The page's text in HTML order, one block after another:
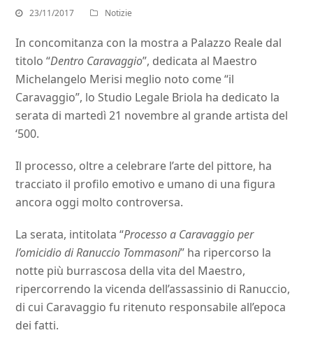
23/11/2017 Notizie
In concomitanza con la mostra a Palazzo Reale dal
titolo “Dentro Caravaggio”, dedicata al Maestro
Michelangelo Merisi meglio noto come “il
Caravaggio”, lo Studio Legale Briola ha dedicato la
serata di martedì 21 novembre al grande artista del
‘500.
Il processo, oltre a celebrare l’arte del pittore, ha
tracciato il profilo emotivo e umano di una figura
ancora oggi molto controversa.
La serata, intitolata “Processo a Caravaggio per
l’omicidio di Ranuccio Tommasoni” ha ripercorso la
notte più burrascosa della vita del Maestro,
ripercorrendo la vicenda dell’assassinio di Ranuccio,
di cui Caravaggio fu ritenuto responsabile all’epoca
dei fatti.